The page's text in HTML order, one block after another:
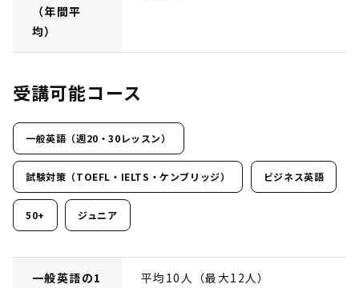
（年間平
均）
受講可能コース
一般英語（週20・30レッスン）
試験対策（TOEFL・IELTS・ケンブリッジ） ビジネス英語
50+ ジュニア
一般英語の1
平均10人（最大12人）